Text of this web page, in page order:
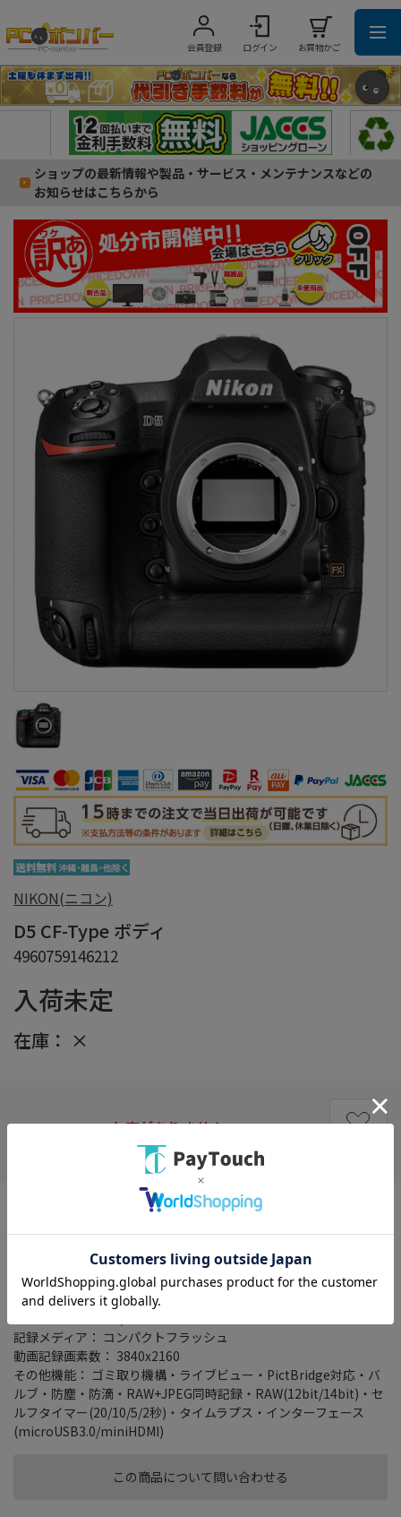
会員登録 ログイン お買物かご
ショップの最新情報や製品・サービス・メンテナンスなどの
お知らせはこちらから
NIKON(ニコン)
D5 CF-Type ボディ
4960759146212
入荷未定
在庫： ×
この商品について問い合わせる
在庫がありません
ニコンFXフォーマットを採用したデジタル一眼レフカメラのフラ
タイプ： 一眼レフ
レンズマウント： ニコンFマウント
有効画素数： 2082万画素
記録メディア： コンパクトフラッシュ
動画記録画素数： 3840x2160
その他機能： ゴミ取り機構・ライブビュー・PictBridge対応・バ
ルブ・防塵・防滴・RAW+JPEG同時記録・RAW(12bit/14bit)・セ
ルフタイマー(20/10/5/2秒)・タイムラプス・インターフェース
(microUSB3.0/miniHDMI)